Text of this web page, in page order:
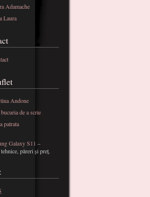
Adamache
Laura
Andone
de a scrie
patrata
Galaxy S11 –
păreri și preț.